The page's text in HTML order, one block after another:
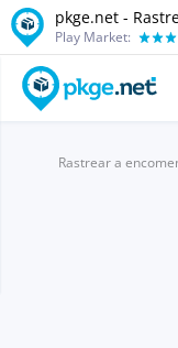
pkge.net -
Play Market:
Rastrear a